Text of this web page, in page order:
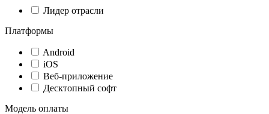
Лидер отрасли
Платформы
Android
iOS
Веб-приложение
Десктопный софт
Модель оплаты